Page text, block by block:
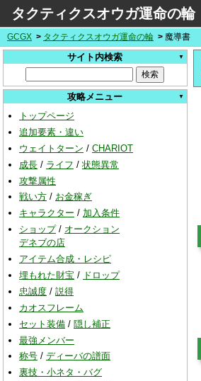
タクティクスオウガ運命の輪
GCGX タクティクスオウガ運命の輪 魔導書
サイト内検索
攻略メニュー
トップページ
追加要素・違い
ウェイトターン / CHARIOT
成長 / ライフ / 状態異常
攻撃属性
戦い方 / お金稼ぎ
キャラクター / 加入条件
ショップ/ オークション
デネブの店
アイテム合成・レシピ
埋もれた財宝 / ドロップ
忠誠度 / 説得
カオスフレーム
セット装備 / 隠し補正
最強メンバー
称号 / ディーバの譜面
裏技・小ネタ・バグ